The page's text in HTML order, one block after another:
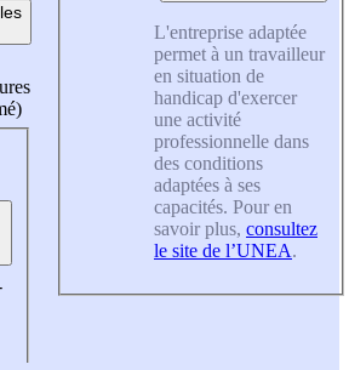
L'entreprise adaptée
permet à un travailleur
en situation de
handicap d'exercer
une activité
professionnelle dans
des conditions
adaptées à ses
capacités. Pour en
savoir plus, consultez
le site de l’UNEA.